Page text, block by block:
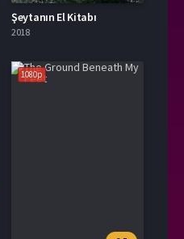
Şeytanın El Kitabı
2018
1080p